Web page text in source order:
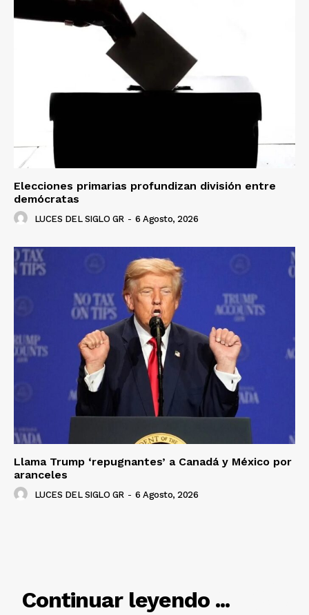
Luces
Del Siglo
Elecciones primarias profundizan división entre
demócratas
LUCES DEL SIGLO GR - 6 Agosto, 2026
Llama Trump ‘repugnantes’ a Canadá y México por
aranceles
LUCES DEL SIGLO GR - 6 Agosto, 2026
Continuar leyendo ...
RELACIONADO